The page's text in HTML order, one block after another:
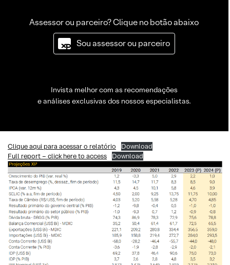
Assessor ou parceiro? Clique no botão abaixo
Sou assessor ou parceiro
Invista melhor com as recomendações
e análises exclusivas dos nossos especialistas.
Clique aqui para acessar o relatório
Download
Full report – click here to access
Download